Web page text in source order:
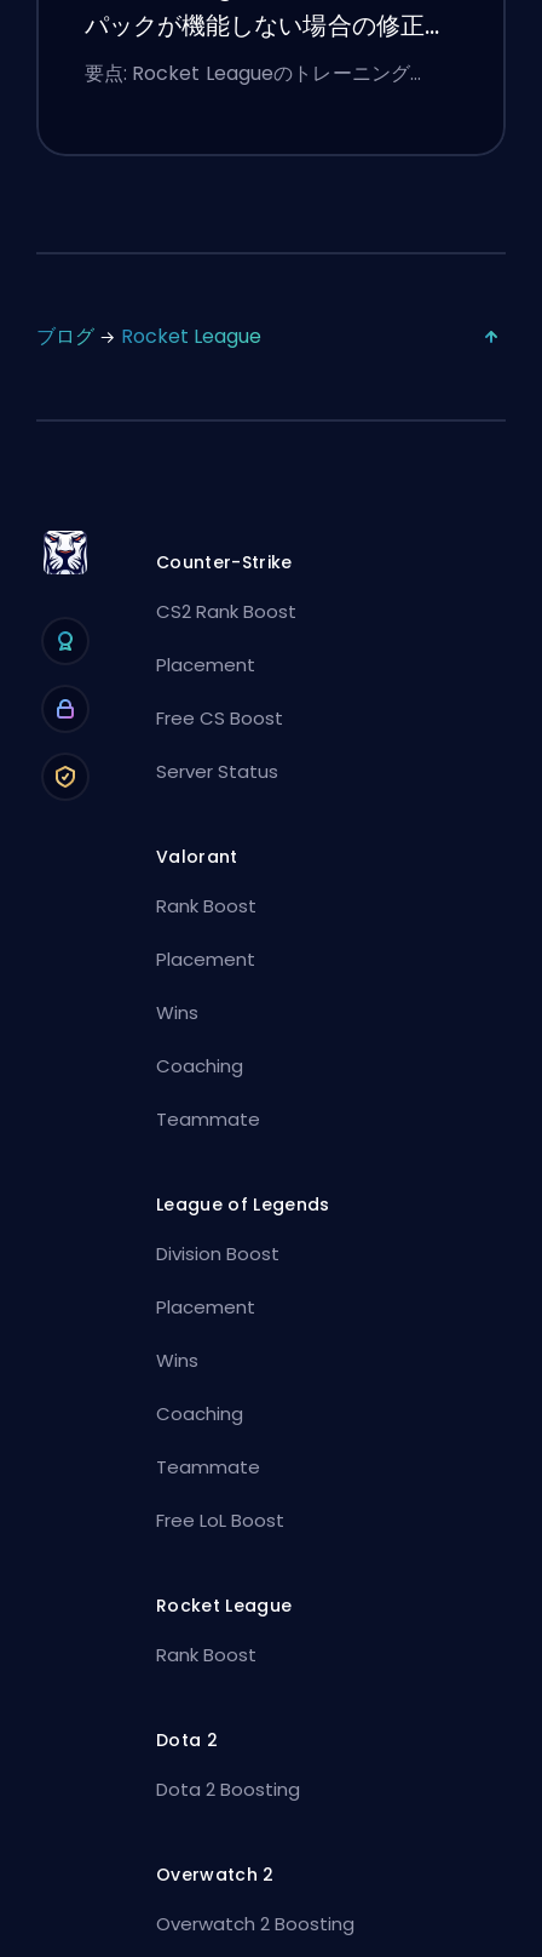
パックが機能しない場合の修正方
法
要点: Rocket Leagueのトレーニング…
ブログ Rocket League
Counter-Strike
CS2 Rank Boost
Placement
Free CS Boost
Server Status
Valorant
Rank Boost
Placement
Wins
Coaching
Teammate
League of Legends
Division Boost
Placement
Wins
Coaching
Teammate
Free LoL Boost
Rocket League
Rank Boost
Dota 2
Dota 2 Boosting
Overwatch 2
Overwatch 2 Boosting